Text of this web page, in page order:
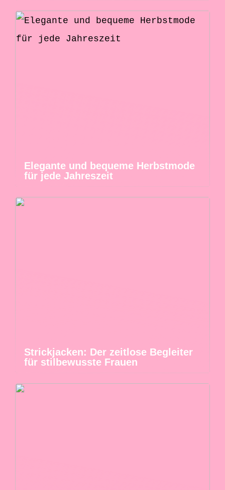
Elegante und bequeme Herbstmode
für jede Jahreszeit
Strickjacken: Der zeitlose Begleiter
für stilbewusste Frauen